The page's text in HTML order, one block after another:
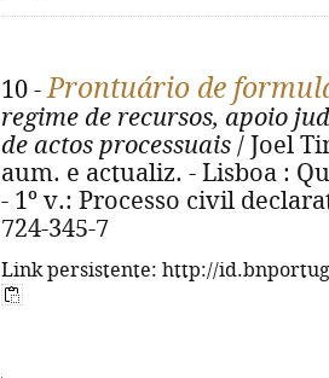
10 -Prontuário de
regime de recursos, apoio
de actos processuais / Joel
aum. e actualiz. - Lisboa :
- 1º v.: Processo civil
724-345-7
Link persistente: http://